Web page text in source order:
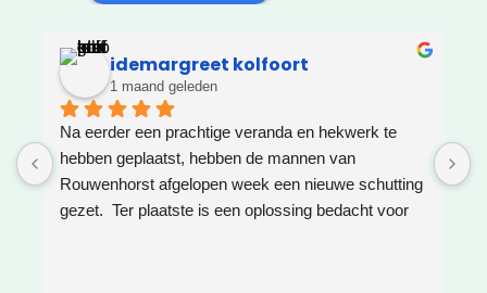
idemargreet kolfoort
1 maand geleden
Na eerder een prachtige veranda en hekwerk te
hebben geplaatst, hebben de mannen van
Rouwenhorst afgelopen week een nieuwe schutting
gezet.  Ter plaatste is een oplossing bedacht voor